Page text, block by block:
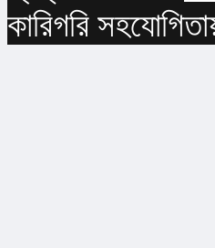
কারিগরি